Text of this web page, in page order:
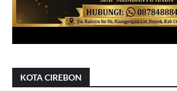
KOTA CIREBON